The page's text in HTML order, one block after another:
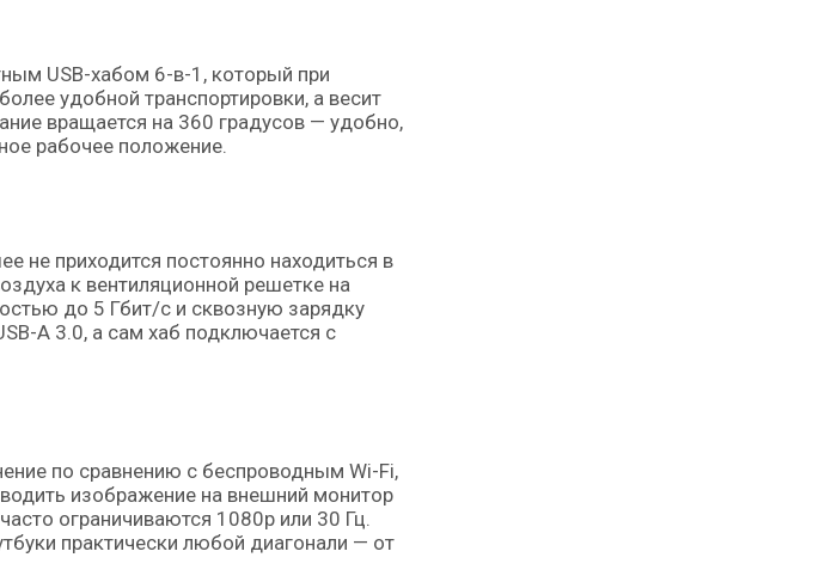
USB-хабом 6-в-1, который при
удобной транспортировки, а весит
вращается на 360 градусов — удобно,
рабочее положение.
не приходится постоянно находиться в
к вентиляционной решетке на
до 5 Гбит/с и сквозную зарядку
A 3.0, а сам хаб подключается с
по сравнению с беспроводным Wi-Fi,
изображение на внешний монитор
ограничиваются 1080p или 30 Гц.
практически любой диагонали — от